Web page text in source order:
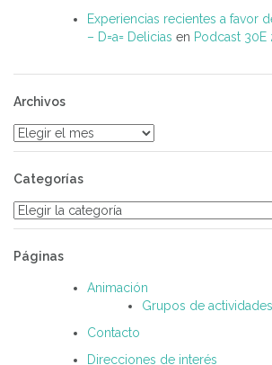
Experiencias recientes a favor
– D=a= Delicias en Podcast 30E
Archivos
Archivos
Categorías
Categorías
Páginas
Animación
Grupos de actividades
Contacto
Direcciones de interés